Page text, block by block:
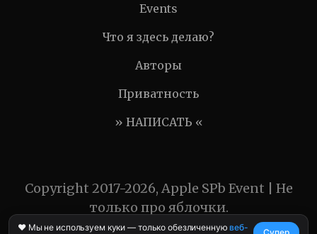
Events
Что я здесь делаю?
Авторы
Приватность
» НАПИСАТЬ «
Copyright 2017-2026, Apple SPb Event | Не
только про яблочки.
❤️ Мы не используем куки — только обезличеннуювеб-